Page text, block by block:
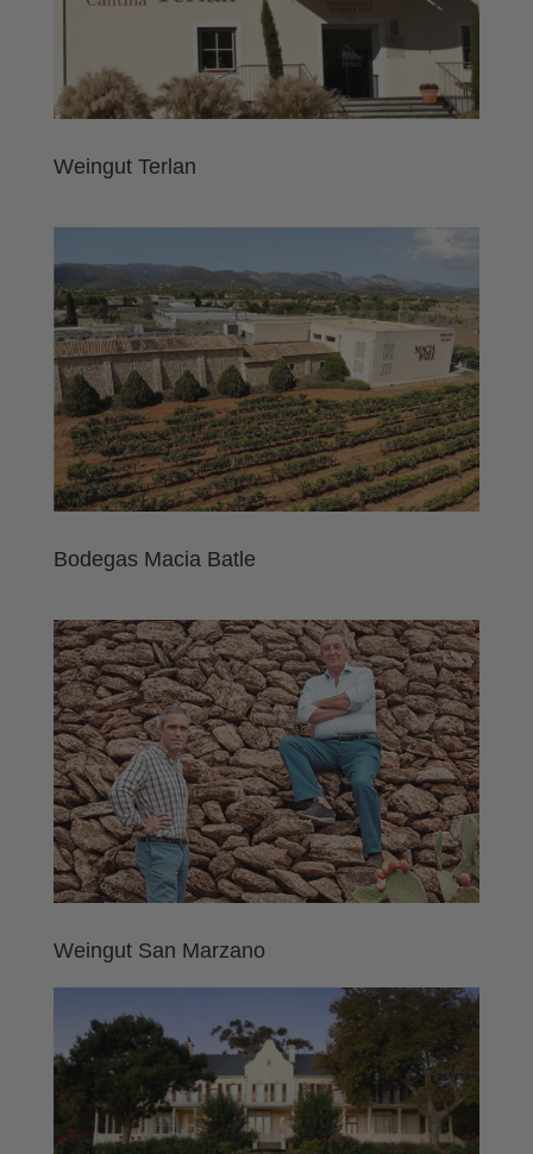
Weingut Terlan
Bodegas Macia Batle
Weingut San Marzano